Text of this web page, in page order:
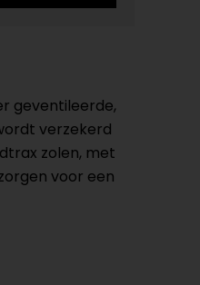
geventileerde,
verzekerd
zolen, met
voor een